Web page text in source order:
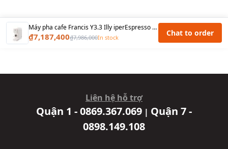
Máy pha cafe Francis Y3.3 Illy iperEspresso - Trắng
₫7,187,400₫7,986,000In stock Chat to order
Liên hệ hỗ trợ
Quận 1 - 0869.367.069 | Quận 7 -
0898.149.108